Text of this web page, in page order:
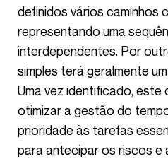
definidos vários caminhos
representando uma
interdependentes. Por
simples terá geralmente
Uma vez identificado, este
otimizar a gestão do
prioridade às tarefas
para antecipar os riscos e